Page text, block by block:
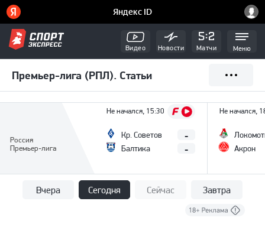
Видео Новости Матчи Меню
Премьер-лига (РПЛ). Статьи
Россия
Премьер-лига
Не начался, 15:30
Кр. Советов
Балтика
-
-
Не начался,
Акрон
Вчера Сегодня Сейчас Завтра